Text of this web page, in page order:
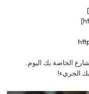
الخاصة بك اليوم.
الجريء!